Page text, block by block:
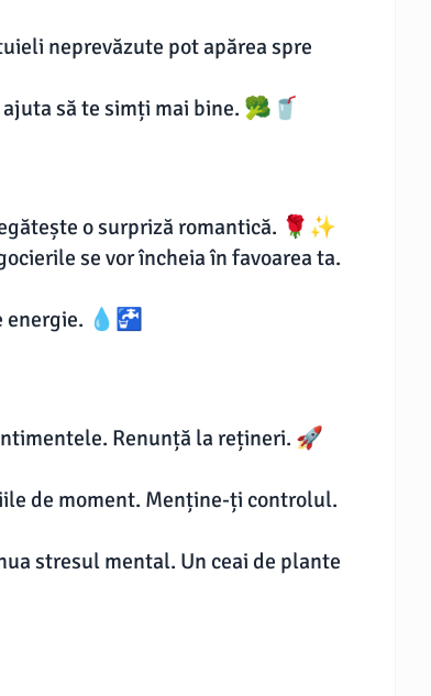
neprevăzute pot apărea spre
să te simți mai bine. 🥦🥤
o surpriză romantică. 🌹✨
se vor încheia în favoarea ta.
energie. 💧🚰
Renunță la rețineri. 🚀
de moment. Menține-ți controlul.
stresul mental. Un ceai de plante